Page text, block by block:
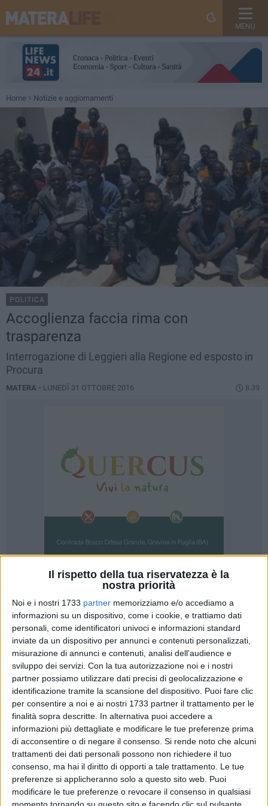
Il rispetto della tua riservatezza è la
nostra priorità
Noi e i nostri 1733 partner memorizziamo e/o accediamo a
informazioni su un dispositivo, come i cookie, e trattiamo dati
personali, come identificatori univoci e informazioni standard
inviate da un dispositivo per annunci e contenuti personalizzati,
misurazione di annunci e contenuti, analisi dell'audience e
sviluppo dei servizi. Con la tua autorizzazione noi e i nostri
partner possiamo utilizzare dati precisi di geolocalizzazione e
identificazione tramite la scansione del dispositivo. Puoi fare clic
per consentire a noi e ai nostri 1733 partner il trattamento per le
finalità sopra descritte. In alternativa puoi accedere a
informazioni più dettagliate e modificare le tue preferenze prima
di acconsentire o di negare il consenso. Si rende noto che alcuni
trattamenti dei dati personali possono non richiedere il tuo
consenso, ma hai il diritto di opporti a tale trattamento. Le tue
preferenze si applicheranno solo a questo sito web. Puoi
modificare le tue preferenze o revocare il consenso in qualsiasi
MENU
Home Notizie e aggiornamenti
POLITICA
Accoglienza faccia rima con
trasparenza
Interrogazione di Leggieri alla Regione ed esposto in
Procura
MATERA - LUNEDÌ 31 OTTOBRE 2016 8.39
Chiede trasparenza il consigliere regionale Gianni Leggieri,
Capogruppo M5S Basilicata, dopo le ultime notizie di
cronaca in riferimento alla gestione dell'accoglienza
migranti in Basilicata.
"Si tratta di un fenomeno che negli ultimi anni è aumentato
in maniera esponenziale. Si sono moltiplicati i progetti, le
cooperative e le associazioni interessati, gli imprenditori che
hanno fiutato il business che si nasconde dietro
l'accoglienza. Purtroppo - denuncia il consigliere - il sospetto
è che quanto accaduto a Potenza e scoperto dalla Procura,
rappresenti solamente la punta di un iceberg molto grande
che si muove silenziosamente. In questi ultimi mesi si sono
moltiplicate le segnalazioni che abbiamo ricevuto da